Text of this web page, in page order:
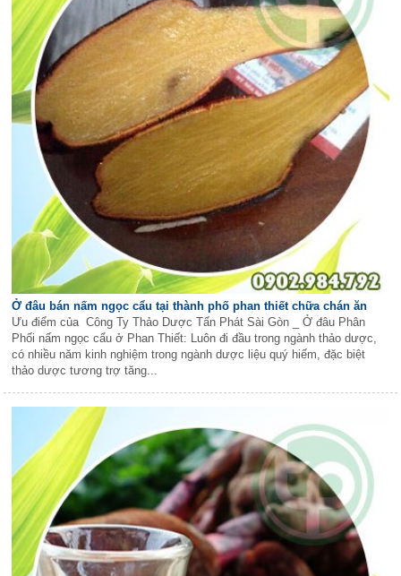
Ở đâu bán nấm ngọc cẩu tại thành phố phan thiết chữa chán ăn
Ưu điểm của Công Ty Thảo Dược Tấn Phát Sài Gòn _ Ở đâu Phân
Phối nấm ngọc cẩu ở Phan Thiết: Luôn đi đầu trong ngành thảo dược,
có nhiều năm kinh nghiệm trong ngành dược liệu quý hiếm, đặc biệt
thảo dược tương trợ tăng...